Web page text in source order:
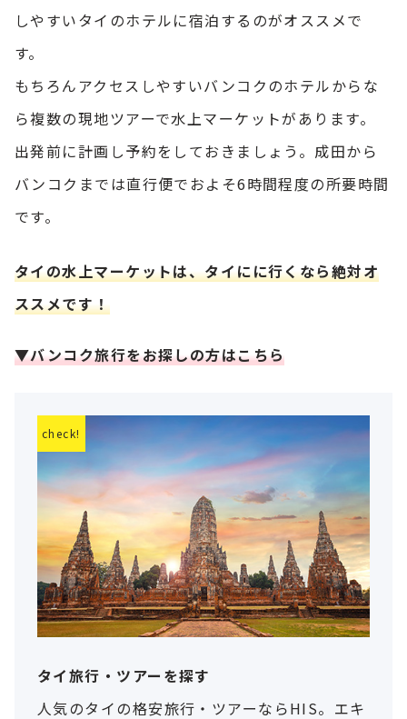
しやすいタイのホテルに宿泊するのがオススメで
す。
もちろんアクセスしやすいバンコクのホテルからな
ら複数の現地ツアーで水上マーケットがあります。
出発前に計画し予約をしておきましょう。成田から
バンコクまでは直行便でおよそ6時間程度の所要時間
です。
タイの水上マーケットは、タイにに行くなら絶対オ
ススメです！
▼バンコク旅行をお探しの方はこちら
タイ旅行・ツアーを探す
人気のタイの格安旅行・ツアーならHIS。エキ